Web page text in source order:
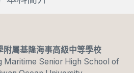
附屬基隆海事高級中等學校
Maritime Senior High School of